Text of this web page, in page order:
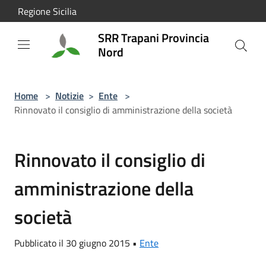
Salta al contenuto principale
Regione Sicilia
SRR Trapani Provincia
Nord
Home > Notizie > Ente >
Rinnovato il consiglio di amministrazione della società
Rinnovato il consiglio di
amministrazione della
società
Pubblicato il 30 giugno 2015 • Ente